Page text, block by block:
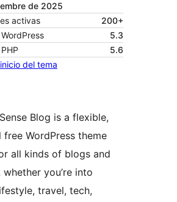
de 2025
activas
200+
5.3
5.6
del tema
Blog is a flexible,
free WordPress theme
all kinds of blogs and
you’re into
travel, tech,